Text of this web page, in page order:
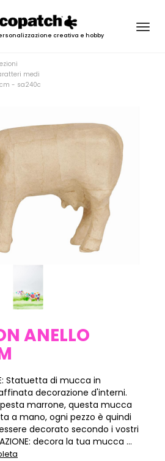
creativa e hobby
medi
- sa240c
ANELLO
Statuetta di mucca in
decorazione d'interni.
marrone, questa mucca
a mano, ogni pezzo è quindi
decorato secondo i vostri
decora la tua mucca ...